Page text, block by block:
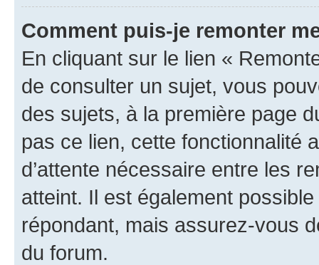
Comment puis-je remonter
En cliquant sur le lien «
de consulter un sujet, vous
des sujets, à la première page
pas ce lien, cette fonctionnalité
d’attente nécessaire entre les
atteint. Il est également
répondant, mais assurez-vous
du forum.